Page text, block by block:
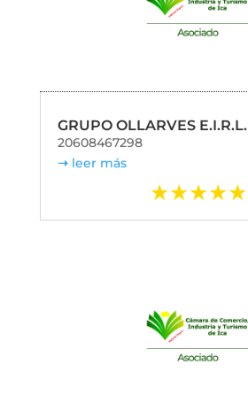
GRUPO OLLARVES E.I.R.L.
20608467298
leer más